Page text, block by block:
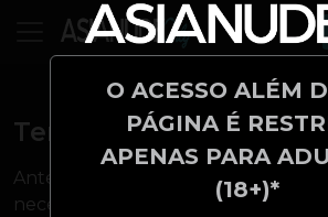
O ACESSO ALÉM
PÁGINA É
APENAS PARA
(18+)*
Termos de Uso
Antes de concluir a transação do
necessário que este leia e aceite